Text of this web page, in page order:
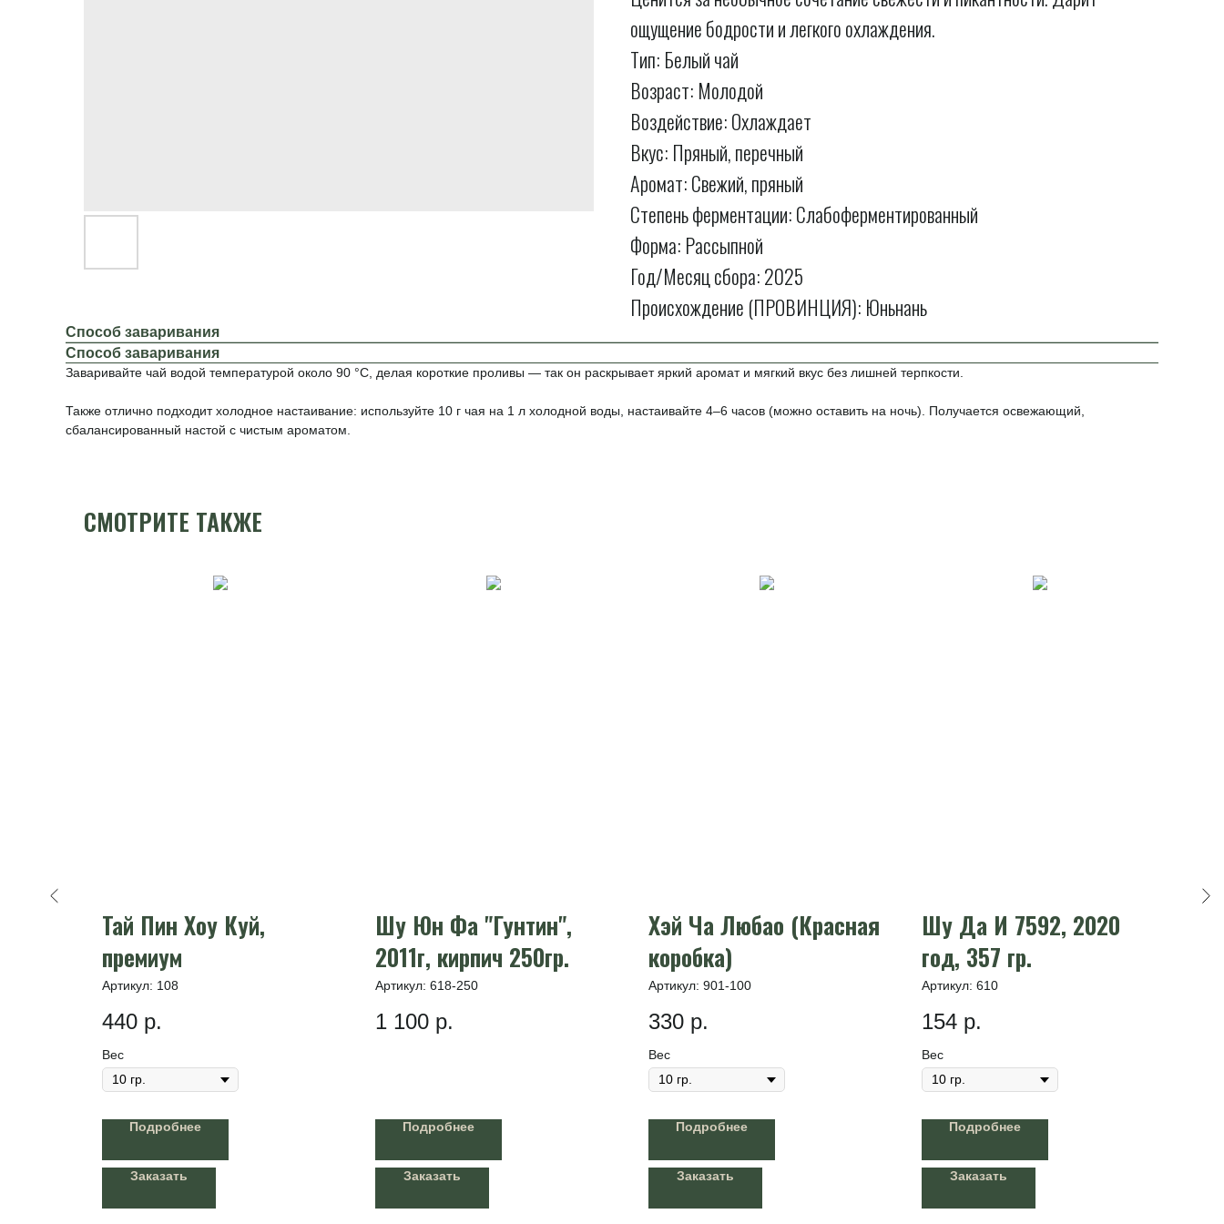
ощущение бодрости и легкого охлаждения.
Тип: Белый чай
Возраст: Молодой
Воздействие: Охлаждает
Вкус: Пряный, перечный
Аромат: Свежий, пряный
Степень ферментации: Слабоферментированный
Форма: Рассыпной
Год/Месяц сбора: 2025
Происхождение (ПРОВИНЦИЯ): Юньнань
Способ заваривания
Способ заваривания
Заваривайте чай водой температурой около 90 °C, делая короткие проливы — так он раскрывает яркий аромат и мягкий вкус без лишней терпкости.
Также отлично подходит холодное настаивание: используйте 10 г чая на 1 л холодной воды, настаивайте 4–6 часов (можно оставить на ночь). Получается освежающий,
сбалансированный настой с чистым ароматом.
СМОТРИТЕ ТАКЖЕ
Тай Пин Хоу Куй,
премиум
Артикул: 108
440 р.
Вес
Подробнее
Заказать
Шу Юн Фа "Гунтин",
2011г, кирпич 250гр.
Артикул: 618-250
1 100 р.
Подробнее
Заказать
Хэй Ча Любао (Красная
коробка)
Артикул: 901-100
330 р.
Вес
Подробнее
Заказать
Шу Да И 7592, 2020
год, 357 гр.
Артикул: 610
154 р.
Вес
Подробнее
Заказать